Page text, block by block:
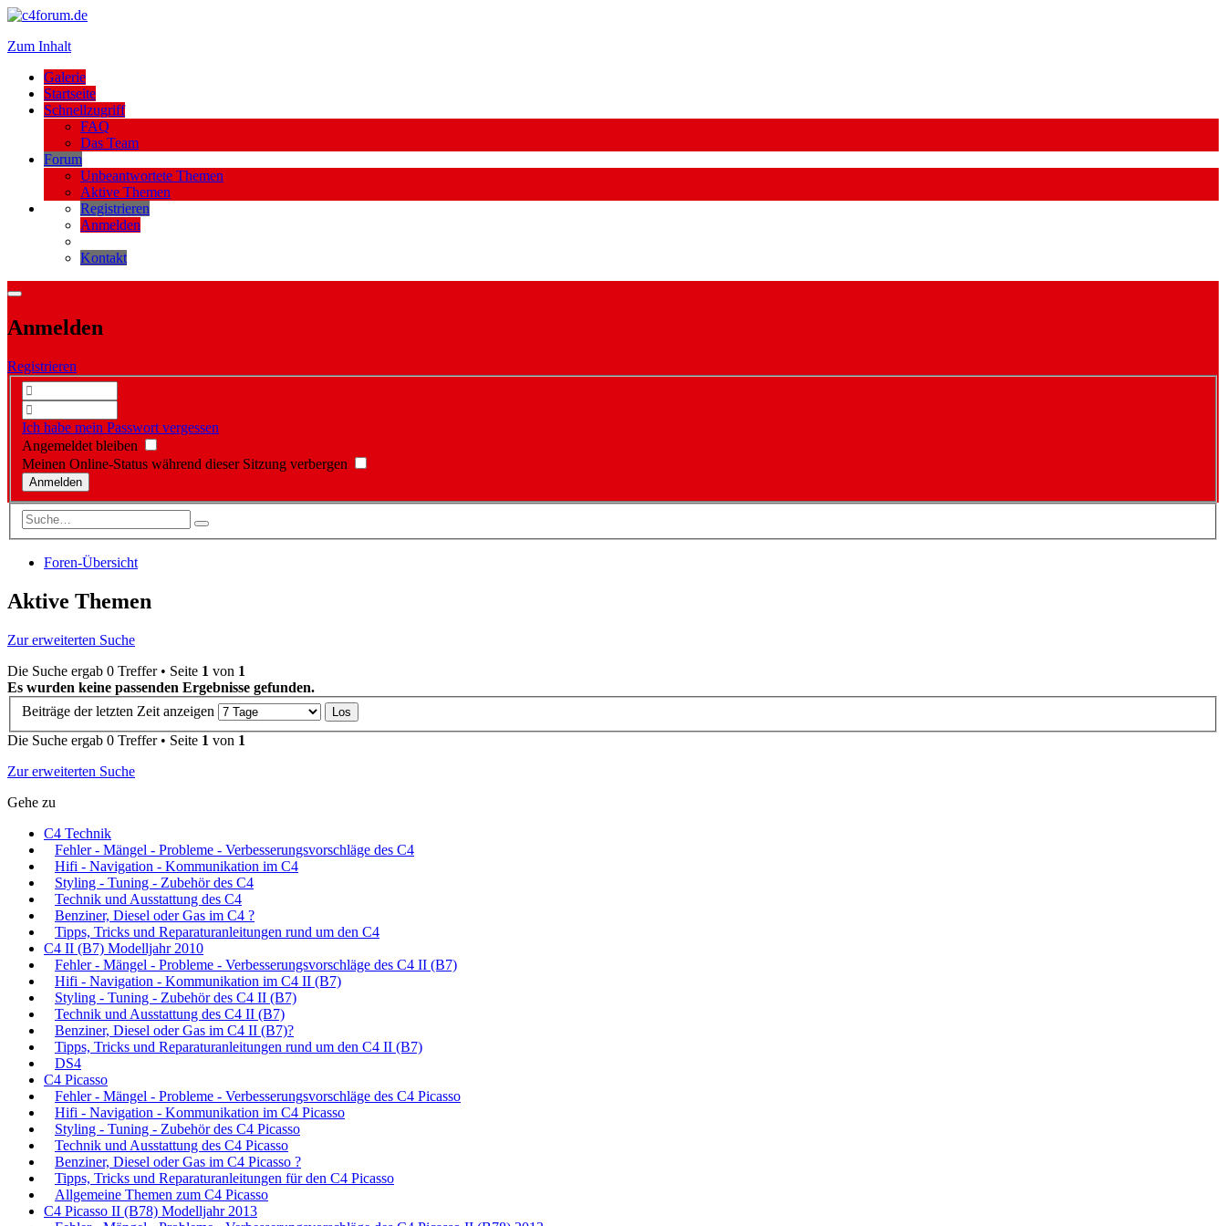
Zum Inhalt
Galerie
Startseite
Schnellzugriff
FAQ
Das Team
Forum
Unbeantwortete Themen
Aktive Themen
Registrieren
Anmelden
Kontakt
Anmelden
Registrieren
Ich habe mein Passwort vergessen
Angemeldet bleiben
Meinen Online-Status während dieser Sitzung verbergen
Foren-Übersicht
Aktive Themen
Zur erweiterten Suche
Die Suche ergab 0 Treffer • Seite 1 von 1
Es wurden keine passenden Ergebnisse gefunden.
Beiträge der letzten Zeit anzeigen
Die Suche ergab 0 Treffer • Seite 1 von 1
Zur erweiterten Suche
Gehe zu
C4 Technik
Fehler - Mängel - Probleme - Verbesserungsvorschläge des C4
Hifi - Navigation - Kommunikation im C4
Styling - Tuning - Zubehör des C4
Technik und Ausstattung des C4
Benziner, Diesel oder Gas im C4 ?
Tipps, Tricks und Reparaturanleitungen rund um den C4
C4 II (B7) Modelljahr 2010
Fehler - Mängel - Probleme - Verbesserungsvorschläge des C4 II (B7)
Hifi - Navigation - Kommunikation im C4 II (B7)
Styling - Tuning - Zubehör des C4 II (B7)
Technik und Ausstattung des C4 II (B7)
Benziner, Diesel oder Gas im C4 II (B7)?
Tipps, Tricks und Reparaturanleitungen rund um den C4 II (B7)
DS4
C4 Picasso
Fehler - Mängel - Probleme - Verbesserungsvorschläge des C4 Picasso
Hifi - Navigation - Kommunikation im C4 Picasso
Styling - Tuning - Zubehör des C4 Picasso
Technik und Ausstattung des C4 Picasso
Benziner, Diesel oder Gas im C4 Picasso ?
Tipps, Tricks und Reparaturanleitungen für den C4 Picasso
Allgemeine Themen zum C4 Picasso
C4 Picasso II (B78) Modelljahr 2013